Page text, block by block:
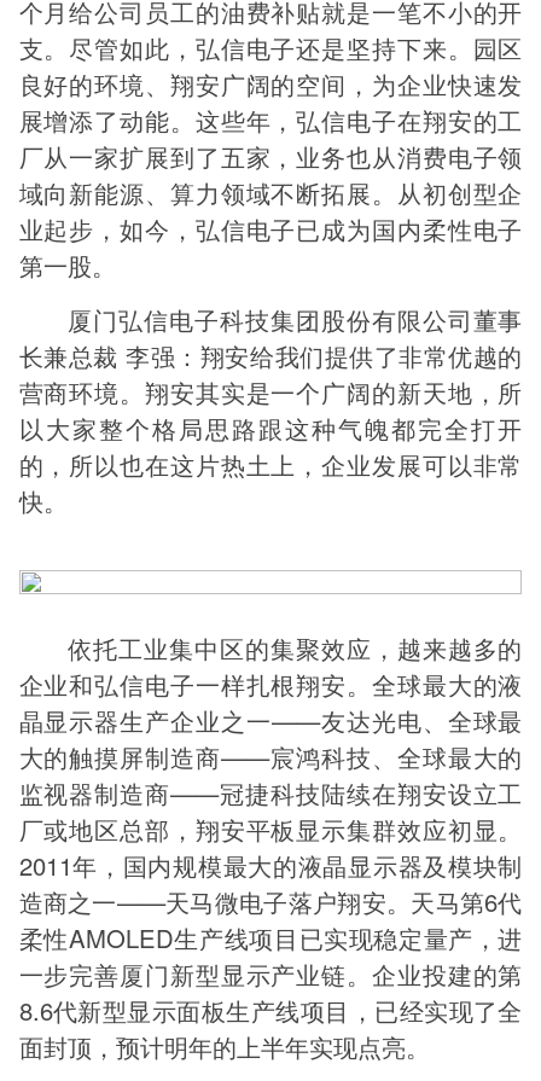
个月给公司员工的油费补贴就是一笔不小的开
支。尽管如此，弘信电子还是坚持下来。园区
良好的环境、翔安广阔的空间，为企业快速发
展增添了动能。这些年，弘信电子在翔安的工
厂从一家扩展到了五家，业务也从消费电子领
域向新能源、算力领域不断拓展。从初创型企
业起步，如今，弘信电子已成为国内柔性电子
第一股。
厦门弘信电子科技集团股份有限公司董事
长兼总裁 李强：翔安给我们提供了非常优越的
营商环境。翔安其实是一个广阔的新天地，所
以大家整个格局思路跟这种气魄都完全打开
的，所以也在这片热土上，企业发展可以非常
快。
依托工业集中区的集聚效应，越来越多的
企业和弘信电子一样扎根翔安。全球最大的液
晶显示器生产企业之一——友达光电、全球最
大的触摸屏制造商——宸鸿科技、全球最大的
监视器制造商——冠捷科技陆续在翔安设立工
厂或地区总部，翔安平板显示集群效应初显。
2011年，国内规模最大的液晶显示器及模块制
造商之一——天马微电子落户翔安。天马第6代
柔性AMOLED生产线项目已实现稳定量产，进
一步完善厦门新型显示产业链。企业投建的第
8.6代新型显示面板生产线项目，已经实现了全
面封顶，预计明年的上半年实现点亮。